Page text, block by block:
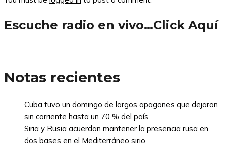
Escuche radio en vivo…Click Aquí
Notas recientes
Cuba tuvo un domingo de largos apagones que dejaron
sin corriente hasta un 70 % del país
Siria y Rusia acuerdan mantener la presencia rusa en
dos bases en el Mediterráneo sirio